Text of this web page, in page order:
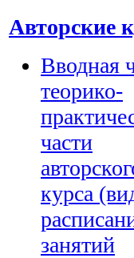
Авторские
Вводная
теорико-
части
курса
занятий